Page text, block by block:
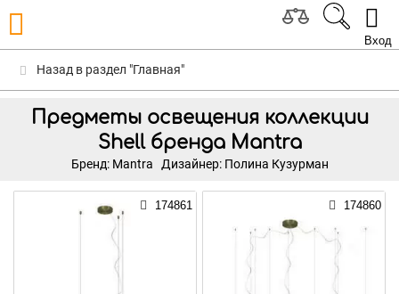
Вход
Назад в раздел "Главная"
Предметы освещения коллекции
Shell бренда Mantra
Бренд: Mantra Дизайнер: Полина Кузурман
174861 174860